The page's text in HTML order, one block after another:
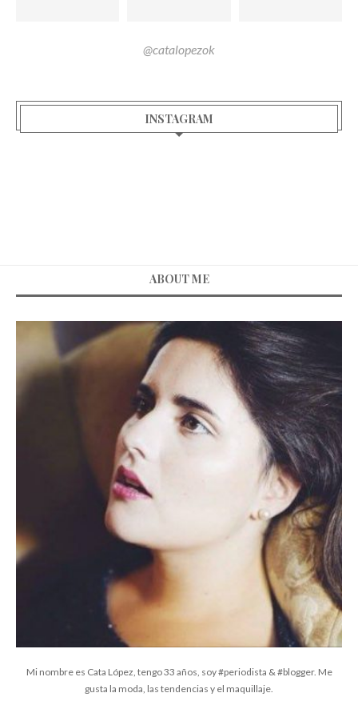
@catalopezok
INSTAGRAM
ABOUT ME
Mi nombre es Cata López, tengo 33 años, soy #periodista & #blogger. Me
gusta la moda, las tendencias y el maquillaje.